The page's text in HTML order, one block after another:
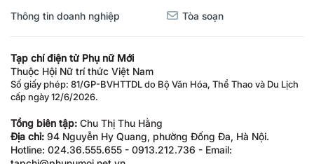
Thông tin doanh nghiệp Tòa soạn
Tạp chí điện tử Phụ nữ Mới
Thuộc Hội Nữ trí thức Việt Nam
Số giấy phép: 81/GP-BVHTTDL do Bộ Văn Hóa, Thể Thao và Du Lịch
cấp ngày 12/6/2026.
Tổng biên tập: Chu Thị Thu Hằng
Địa chỉ: 94 Nguyễn Hy Quang, phường Đống Đa, Hà Nội.
Hotline: 024.36.555.655 - 0913.212.736 - Email: